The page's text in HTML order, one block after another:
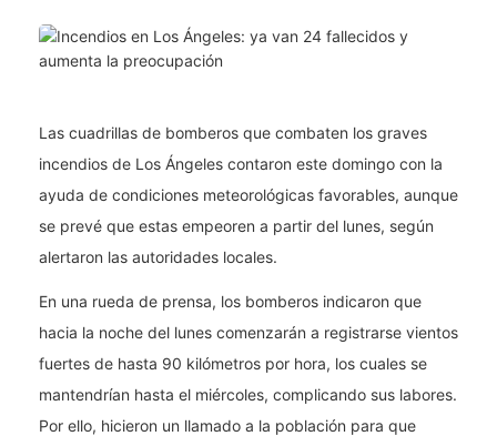
Las cuadrillas de bomberos que combaten los graves
incendios de Los Ángeles contaron este domingo con la
ayuda de condiciones meteorológicas favorables, aunque
se prevé que estas empeoren a partir del lunes, según
alertaron las autoridades locales.
En una rueda de prensa, los bomberos indicaron que
hacia la noche del lunes comenzarán a registrarse vientos
fuertes de hasta 90 kilómetros por hora, los cuales se
mantendrían hasta el miércoles, complicando sus labores.
Por ello, hicieron un llamado a la población para que